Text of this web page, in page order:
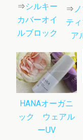
⇒シルキー
カバーオイ
ルブロック
⇒
テ
ア
HANAオーガニ
ック ウェアル
ーUV